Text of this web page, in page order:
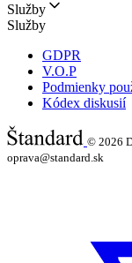
Služby
Služby
GDPR
V.O.P
Podmienky
Kódex diskusií
© 2026
oprava@standard.sk